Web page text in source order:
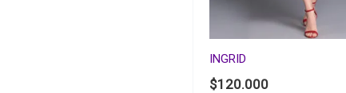
INGRID
$120.000